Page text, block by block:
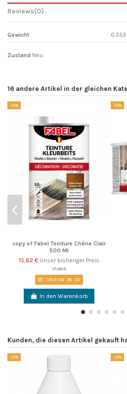
Reviews(0)
Gewicht 0.553
Zustand Neu
16 andere Artikel in der gleichen
-10%
copy of Fabel Teinture Chêne Clair
500 Ml
15,62 € Unser bisheriger Preis
17,36 €
145d. 04:36:32
In den Warenkorb
-10%
Kunden, die diesen Artikel gekauft
-10% -10%